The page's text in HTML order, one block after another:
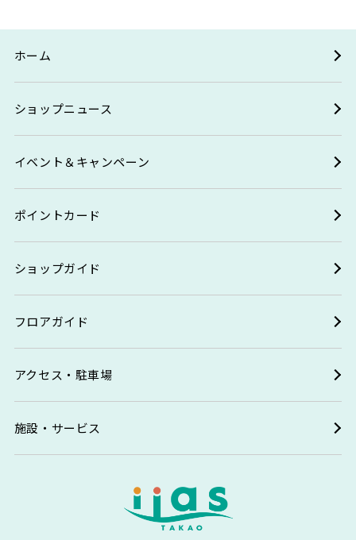
ホーム
ショップニュース
イベント＆キャンペーン
ポイントカード
ショップガイド
フロアガイド
アクセス・駐車場
施設・サービス